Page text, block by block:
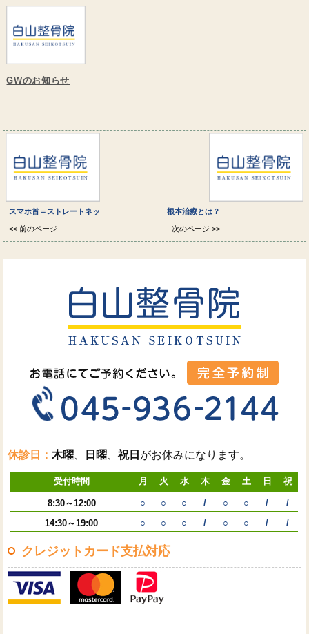
GWのお知らせ
スマホ首＝ストレートネッ
<< 前のページ
根本治療とは？
次のページ >>
休診日：木曜 日曜 、祝日 がお休みになります。
受付時間 月 火 水 木 金 土 日 祝
8:30～12:00 ○ ○ ○ / ○ ○ /
/
14:30～19:00
○ ○ ○ / ○ ○ / /
クレジットカード支払対応